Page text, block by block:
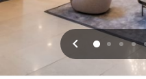
Vorherige
0 123